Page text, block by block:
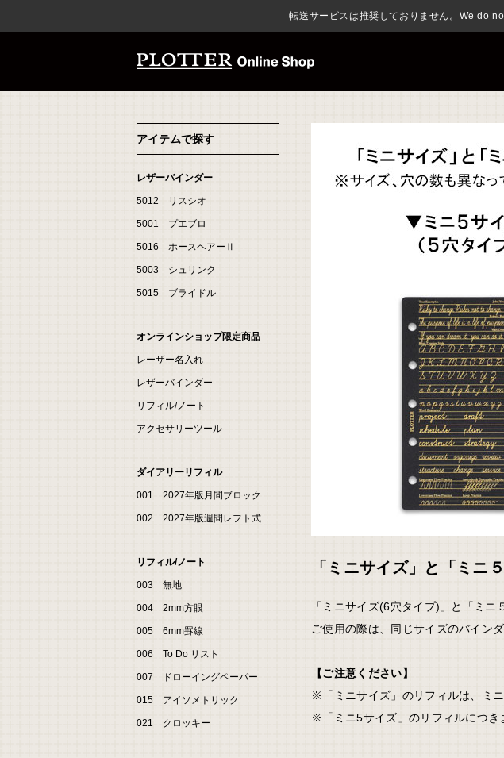
転送サービスは推奨しておりません。We do
「ミニサイズ」と「ミニ
「ミニサイズ(6穴タイプ)」と「ミ
ご使用の際は、同じサイズのバイン
【ご注意ください】
※「ミニサイズ」のリフィルは、ミ
※「ミニ5サイズ」のリフィルにつき
アイテムで探す
レザーバインダー
5012 リスシオ
5001 プエブロ
5016 ホースヘアーⅡ
5003 シュリンク
5015 ブライドル
オンラインショップ限定商品
レーザー名入れ
レザーバインダー
リフィル/ノート
アクセサリーツール
ダイアリーリフィル
001 2027年版月間ブロック
002 2027年版週間レフト式
リフィル/ノート
003 無地
004 2mm方眼
005 6mm罫線
006 To Do リスト
007 ドローイングペーパー
015 アイソメトリック
021 クロッキー